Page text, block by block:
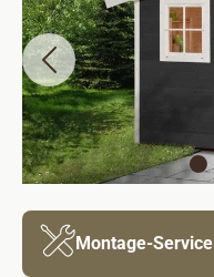
Montage-Service